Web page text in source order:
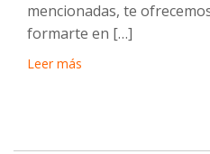
mencionadas, te
formarte en […]
Leer más